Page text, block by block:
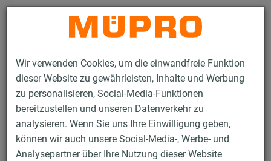
Wir verwenden Cookies, um die einwandfreie Funktion
dieser Website zu gewährleisten, Inhalte und Werbung
zu personalisieren, Social-Media-Funktionen
bereitzustellen und unseren Datenverkehr zu
analysieren. Wenn Sie uns Ihre Einwilligung geben,
können wir auch unsere Social-Media-, Werbe- und
Analysepartner über Ihre Nutzung dieser Website
Kontakt
Produkte Befestigungstechnik
Dübel
Zykon Einschlaganker FZEA